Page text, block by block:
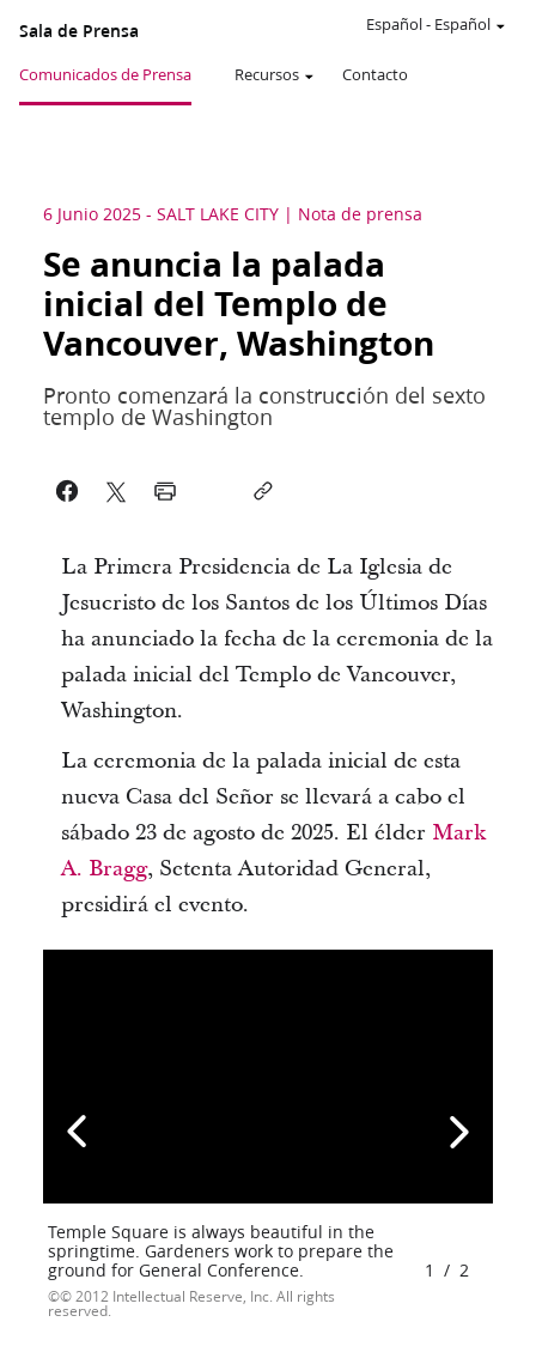
Sala de Prensa
Comunicados de Prensa Recursos Contacto
Español- Español
6 Junio 2025 - SALT LAKE CITY Nota de prensa
Se anuncia la palada
inicial del Templo de
Vancouver, Washington
Pronto comenzará la construcción del sexto
templo de Washington
La Primera Presidencia de La Iglesia de
Jesucristo de los Santos de los Últimos Días
ha anunciado la fecha de la ceremonia de la
palada inicial del Templo de Vancouver,
Washington.
La ceremonia de la palada inicial de esta
nueva Casa del Señor se llevará a cabo el
sábado 23 de agosto de 2025. El élder Mark
A. Bragg, Setenta Autoridad General,
presidirá el evento.
Temple Square is always beautiful in the
springtime. Gardeners work to prepare the
ground for General Conference.
© 2012 Intellectual Reserve, Inc. All rights
reserved.
1 / 2